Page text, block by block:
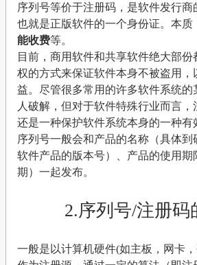
序列号等价于注册码，是软件发行商
也就是正版软件的一个身份证。本质
能收费等。
目前，商用软件和共享软件绝大部份
权的方式来保证软件本身不被盗用，
益。尽管很多常用的许多软件系统的
人破解，但对于软件特殊行业而言
还是一种保护软件系统本身的一种有
序列号一般会和产品的名称（具体到
软件产品的版本号）、产品的使用期
期）一起发布。
2.序列号/注册码
一般是以计算机硬件(如主板，网卡